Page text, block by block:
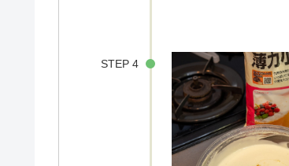
STEP 4